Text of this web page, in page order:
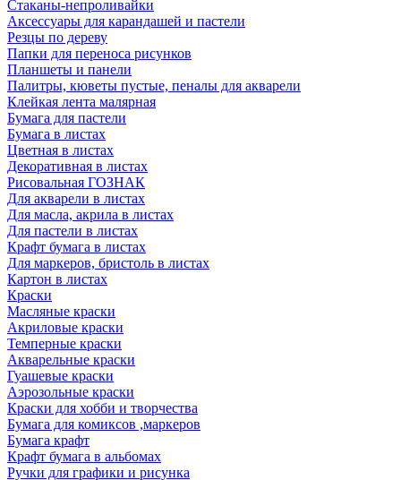
Стаканы-непроливайки
Аксессуары для карандашей и пастели
Резцы по дереву
Папки для переноса рисунков
Планшеты и панели
Палитры, кюветы пустые, пеналы для акварели
Клейкая лента малярная
Бумага для пастели
Бумага в листах
Цветная в листах
Декоративная в листах
Рисовальная ГОЗНАК
Для акварели в листах
Для масла, акрила в листах
Для пастели в листах
Крафт бумага в листах
Для маркеров, бристоль в листах
Картон в листах
Краски
Масляные краски
Акриловые краски
Темперные краски
Акварельные краски
Гуашевые краски
Аэрозольные краски
Краски для хобби и творчества
Бумага для комиксов ,маркеров
Бумага крафт
Крафт бумага в альбомах
Ручки для графики и рисунка